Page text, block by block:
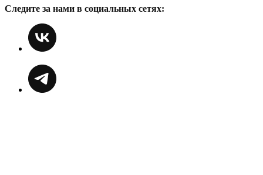
Следите за нами в социальных сетях: